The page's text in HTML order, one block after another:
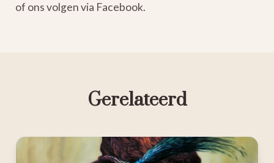
of ons volgen via Facebook.
Gerelateerd